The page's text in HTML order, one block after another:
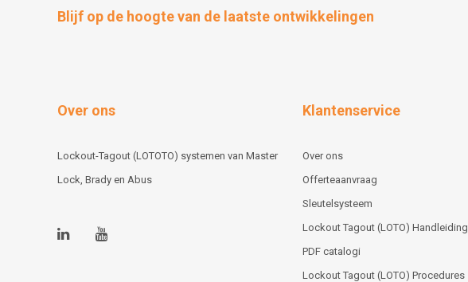
Blijf op de hoogte van de laatste ontwikkelingen
Over ons
Lockout-Tagout (LOTOTO) systemen van Master
Lock, Brady en Abus
Klantenservice
Over ons
Offerteaanvraag
Sleutelsysteem
Lockout Tagout (LOTO) Handleiding
PDF catalogi
Lockout Tagout (LOTO) Procedures